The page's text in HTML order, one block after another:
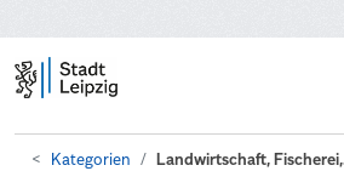
Kategorien Landwirtschaft,